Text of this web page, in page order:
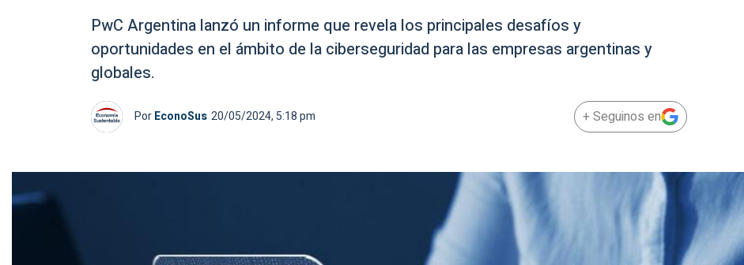
PwC Argentina lanzó un informe que revela los principales desafíos y
oportunidades en el ámbito de la ciberseguridad para las empresas argentinas y
globales.
PorEconoSus 20/05/2024, 5:18 pm + Seguinos en